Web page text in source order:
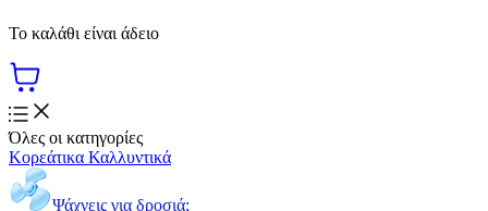
Το καλάθι είναι άδειο
Όλες οι κατηγορίες
Κορεάτικα Καλλυντικά
Ψάχνεις για δροσιά;